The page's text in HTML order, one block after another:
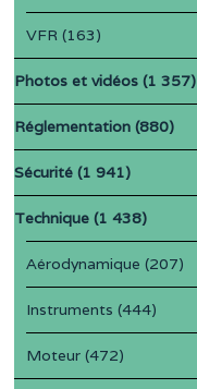
VFR (163)
Photos et vidéos (1 357)
Réglementation (880)
Sécurité (1 941)
Technique (1 438)
Aérodynamique (207)
Instruments (444)
Moteur (472)